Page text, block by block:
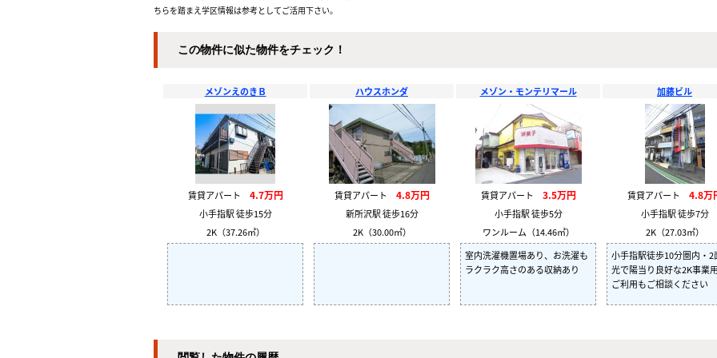
ちらを踏まえ学区情報は参考としてご活用下さい。
この物件に似た物件をチェック！
メゾンえのきＢ
賃貸アパート 4.7万円
小手指駅 徒歩15分
2K（37.26㎡）
ハウスホンダ
賃貸アパート 4.8万円
新所沢駅 徒歩16分
2K（30.00㎡）
メゾン・モンテリマール
賃貸アパート 3.5万円
小手指駅 徒歩5分
ワンルーム（14.46㎡）
室内洗濯機置場あり、お洗濯も
ラクラク高さのある収納あり
加藤ビル
賃貸アパート 4.8万
小手指駅 徒歩7分
2K（27.03㎡）
小手指駅徒歩10分圏内・2
光で陽当り良好な2K事業
ご利用もご相談ください